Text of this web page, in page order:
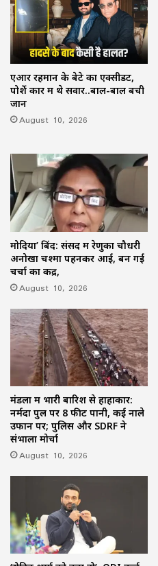
एआर रहमान के बेटे का एक्सीडेंट,
पोर्शे कार में थे सवार..बाल-बाल बची
जान
August 10, 2026
मोदिया’ बिंद: संसद में रेणुका चौधरी
अनोखा चश्मा पहनकर आईं, बन गईं
चर्चा का केंद्र,
August 10, 2026
मंडला में भारी बारिश से हाहाकार:
नर्मदा पुल पर 8 फीट पानी, कई नाले
उफान पर; पुलिस और SDRF ने
संभाला मोर्चा
August 10, 2026